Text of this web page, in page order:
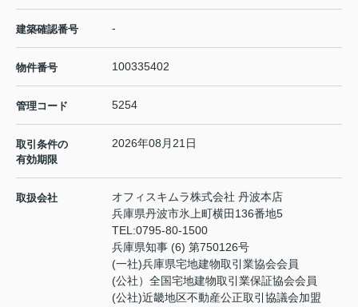
建築確認番号 -
物件番号 100335402
管理コード 5254
取引条件の
有効期限
2026年08月21日
取扱会社
オフィスキムラ株式会社 丹波本店
兵庫県丹波市氷上町横田136番地5
TEL:0795-80-1500
兵庫県知事 (6) 第750126号
(一社)兵庫県宅地建物取引業協会会員
(公社）全国宅地建物取引業保証協会会員
(公社)近畿地区不動産公正取引協議会加盟